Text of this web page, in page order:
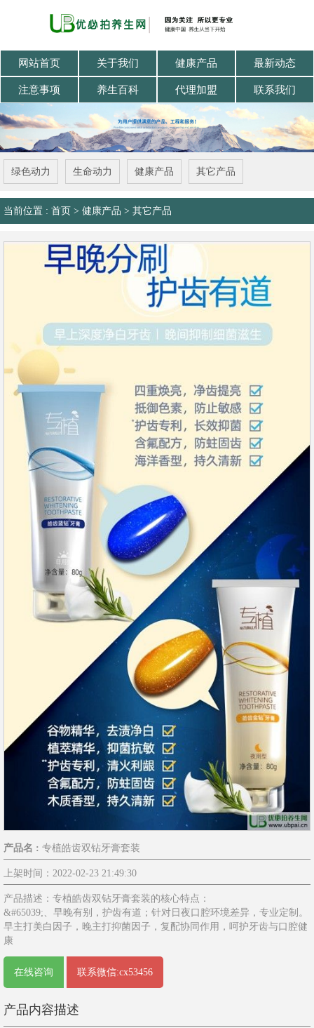
网站首页 关于我们 健康产品 最新动态
注意事项 养生百科 代理加盟 联系我们
绿色动力 生命动力 健康产品 其它产品
当前位置 : 首页 > 健康产品 > 其它产品
产品名 : 专植皓齿双钻牙膏套装
上架时间：2022-02-23 21:49:30
产品描述：专植皓齿双钻牙膏套装的核心特点：
&#65039;、早晚有别，护齿有道；针对日夜口腔环境差异，专业定制。
早主打美白因子，晚主打抑菌因子，复配协同作用，呵护牙齿与口腔健
康
在线咨询 联系微信:cx53456
产品内容描述